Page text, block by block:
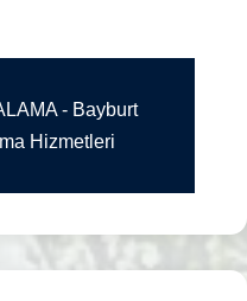
- Bayburt
Hizmetleri